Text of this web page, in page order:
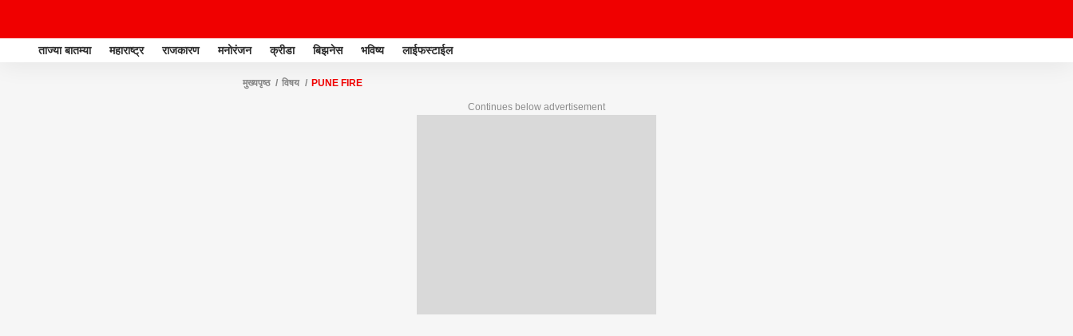
ताज्या बातम्या महाराष्ट्र राजकारण मनोरंजन क्रीडा बिझनेस भविष्य लाईफस्टाईल
मुख्यपृष्ठ विषय PUNE FIRE
Continues below advertisement